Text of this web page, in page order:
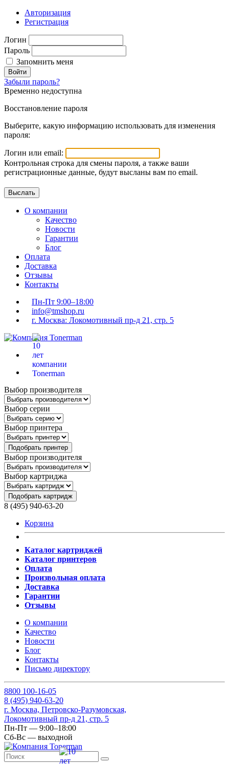
Авторизация
Регистрация
Логин
Пароль
Запомнить меня
Войти
Забыли пароль?
Временно недоступна
Восстановление пароля
Выберите, какую информацию использовать для изменения
пароля:
Логин или email:
Контрольная строка для смены пароля, а также ваши
регистрационные данные, будут высланы вам по email.
О компании
Качество
Новости
Гарантии
Блог
Оплата
Доставка
Отзывы
Контакты
Пн-Пт 9:00–18:00
info@tmshop.ru
г. Москва: Локомотивный пр-д 21, стр. 5
Выбор производителя
Выбор серии
Выбор принтера
Подобрать принтер
Выбор производителя
Выбор картриджа
Подобрать картридж
8 (495) 940-63-20
Корзина
Каталог картриджей
Каталог принтеров
Оплата
Произвольная оплата
Доставка
Гарантии
Отзывы
О компании
Качество
Новости
Блог
Контакты
Письмо директору
8800 100-16-05
8 (495) 940-63-20
г. Москва, Петровско-Разумовская,
Локомотивный пр-д 21, стр. 5
Пн-Пт — 9:00–18:00
Сб-Вс — выходной